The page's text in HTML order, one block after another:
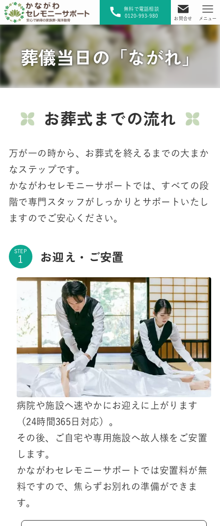
無料で電話相談
0120-993-980
お問合せ メニュー
葬儀当日の「ながれ」
お葬式までの流れ
万が一の時から、お葬式を終えるまでの大まか
なステップです。
かながわセレモニーサポートでは、すべての段
階で専門スタッフがしっかりとサポートいたし
ますのでご安心ください。
STEP お迎え・ご安置
病院や施設へ速やかにお迎えに上がります
（24時間365日対応）。
その後、ご自宅や専用施設へ故人様をご安置
します。
かながわセレモニーサポートでは安置料が無
料ですので、焦らずお別れの準備ができま
す。